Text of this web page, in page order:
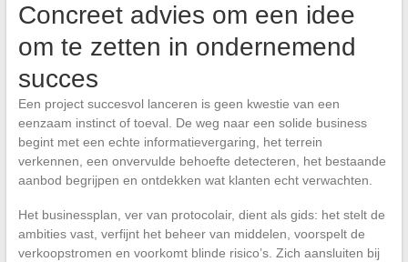
Concreet advies om een idee
om te zetten in ondernemend
succes
Een project succesvol lanceren is geen kwestie van een
eenzaam instinct of toeval. De weg naar een solide business
begint met een echte informatievergaring, het terrein
verkennen, een onvervulde behoefte detecteren, het bestaande
aanbod begrijpen en ontdekken wat klanten echt verwachten.
Het businessplan, ver van protocolair, dient als gids: het stelt de
ambities vast, verfijnt het beheer van middelen, voorspelt de
verkoopstromen en voorkomt blinde risico’s. Zich aansluiten bij